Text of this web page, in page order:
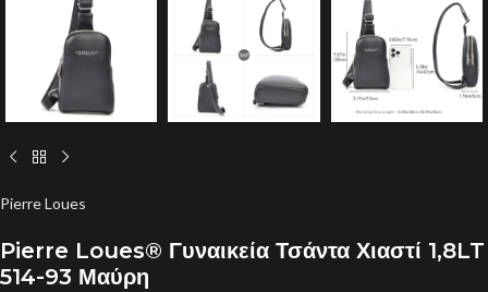
Pierre Loues
Pierre Loues® Γυναικεία Τσάντα Χιαστί 1,8LT
514-93 Μαύρη